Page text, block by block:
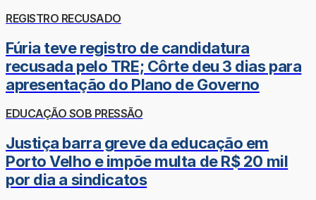
REGISTRO RECUSADO
Fúria teve registro de candidatura
recusada pelo TRE; Côrte deu 3 dias para
apresentação do Plano de Governo
EDUCAÇÃO SOB PRESSÃO
Justiça barra greve da educação em
Porto Velho e impõe multa de R$ 20 mil
por dia a sindicatos